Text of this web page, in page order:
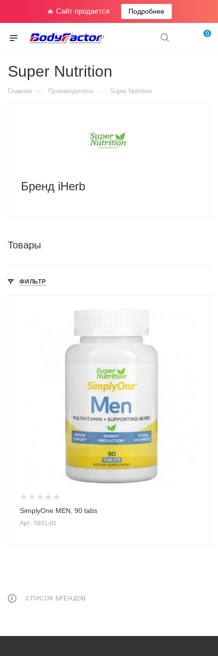
🔥 Сайт продается Подробнее
0
Super Nutrition
Главная — Производители — Super Nutrition
Бренд iHerb
Товары
ФИЛЬТР
SimplyOne MEN, 90 tabs
Арт.: 5931-01
СПИСОК БРЕНДОВ